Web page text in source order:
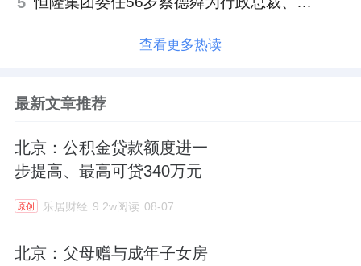
查看更多热读
最新文章推荐
北京：公积金贷款额度进一
步提高、最高可贷340万元
原创 乐居财经 9.2w阅读 08-07
北京：父母赠与成年子女房